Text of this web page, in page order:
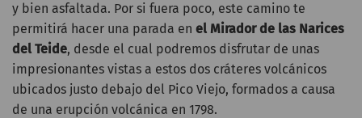
y bien asfaltada. Por si fuera poco, este camino te
permitirá hacer una parada en el Mirador de las Narices
del Teide, desde el cual podremos disfrutar de unas
impresionantes vistas a estos dos cráteres volcánicos
ubicados justo debajo del Pico Viejo, formados a causa
de una erupción volcánica en 1798.